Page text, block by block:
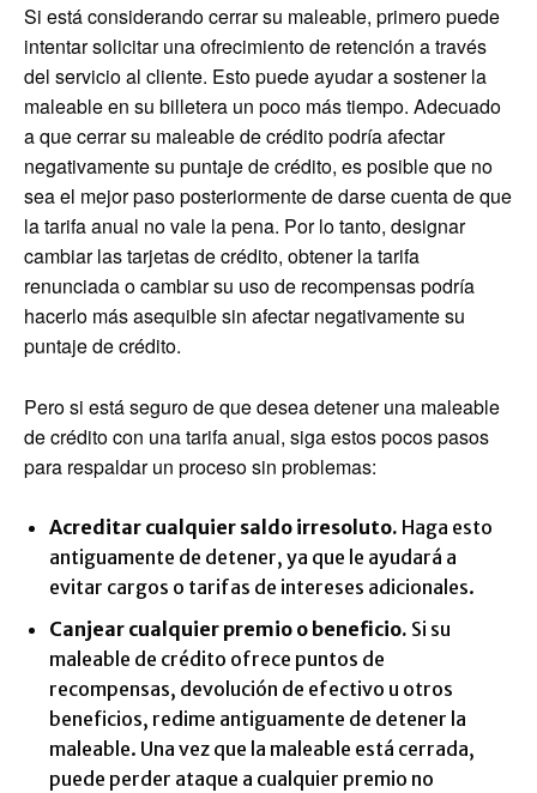
Si está considerando cerrar su maleable, primero puede
intentar solicitar una ofrecimiento de retención a través
del servicio al cliente. Esto puede ayudar a sostener la
maleable en su billetera un poco más tiempo. Adecuado
a que cerrar su maleable de crédito podría afectar
negativamente su puntaje de crédito, es posible que no
sea el mejor paso posteriormente de darse cuenta de que
la tarifa anual no vale la pena. Por lo tanto, designar
cambiar las tarjetas de crédito, obtener la tarifa
renunciada o cambiar su uso de recompensas podría
hacerlo más asequible sin afectar negativamente su
puntaje de crédito.
Pero si está seguro de que desea detener una maleable
de crédito con una tarifa anual, siga estos pocos pasos
para respaldar un proceso sin problemas:
Acreditar cualquier saldo irresoluto. Haga esto
antiguamente de detener, ya que le ayudará a
evitar cargos o tarifas de intereses adicionales.
Canjear cualquier premio o beneficio. Si su
maleable de crédito ofrece puntos de
recompensas, devolución de efectivo u otros
beneficios, redime antiguamente de detener la
maleable. Una vez que la maleable está cerrada,
puede perder ataque a cualquier premio no